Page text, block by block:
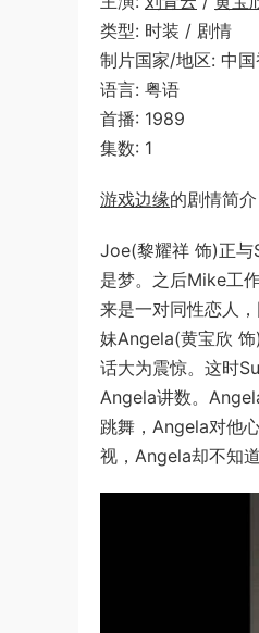
类型: 时装 / 剧情
制片国家/地区: 中国
语言: 粤语
首播: 1989
集数: 1
游戏边缘的剧情简介
Joe(黎耀祥 饰)正与
是梦。之后Mike工
来是一对同性恋人
妹Angela(黄宝欣
话大为震惊。这时
Angela讲数。
跳舞，Angela对他
视，Angela却不知